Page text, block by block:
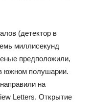
(детектор в
миллисекунд
предположили,
южном полушарии.
на
Letters. Открытие